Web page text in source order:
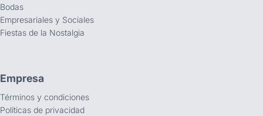
Bodas
Empresariales y Sociales
Fiestas de la Nostalgia
Empresa
Términos y condiciones
Políticas de privacidad